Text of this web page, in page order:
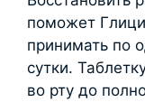
поможет
принимать по
сутки.
во рту до